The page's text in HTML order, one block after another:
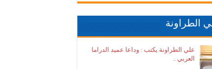
الطراونة
علي الطراونة يكتب : وداعا عميد الدراما
العربي ..